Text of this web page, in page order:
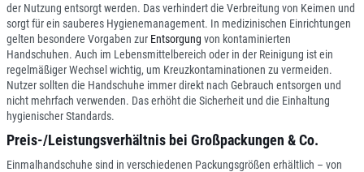
der Nutzung entsorgt werden. Das verhindert die Verbreitung von Keimen und
sorgt für ein sauberes Hygienemanagement. In medizinischen Einrichtungen
gelten besondere Vorgaben zur Entsorgung von kontaminierten
Handschuhen. Auch im Lebensmittelbereich oder in der Reinigung ist ein
regelmäßiger Wechsel wichtig, um Kreuzkontaminationen zu vermeiden.
Nutzer sollten die Handschuhe immer direkt nach Gebrauch entsorgen und
nicht mehrfach verwenden. Das erhöht die Sicherheit und die Einhaltung
hygienischer Standards.
Preis-/Leistungsverhältnis bei Großpackungen & Co.
Einmalhandschuhe sind in verschiedenen Packungsgrößen erhältlich – von